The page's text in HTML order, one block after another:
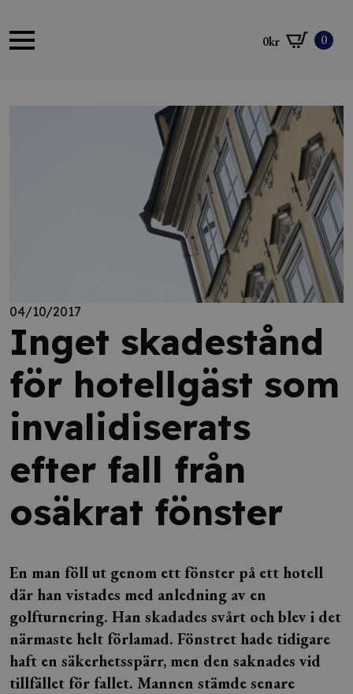
0kr 0
04/10/2017
Inget skadestånd
för hotellgäst som
invalidiserats
efter fall från
osäkrat fönster
En man föll ut genom ett fönster på ett hotell
där han vistades med anledning av en
golfturnering. Han skadades svårt och blev i det
närmaste helt förlamad. Fönstret hade tidigare
haft en säkerhetsspärr, men den saknades vid
tillfället för fallet. Mannen stämde senare